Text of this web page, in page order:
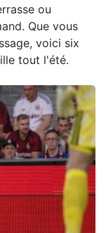
ou
Que vous
voici six
tout l'été.